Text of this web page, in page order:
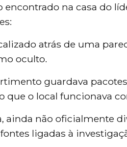
encontrado na casa do
atrás de uma
oculto.
guardava
que o local funcionava
ainda não oficialmente
ligadas à